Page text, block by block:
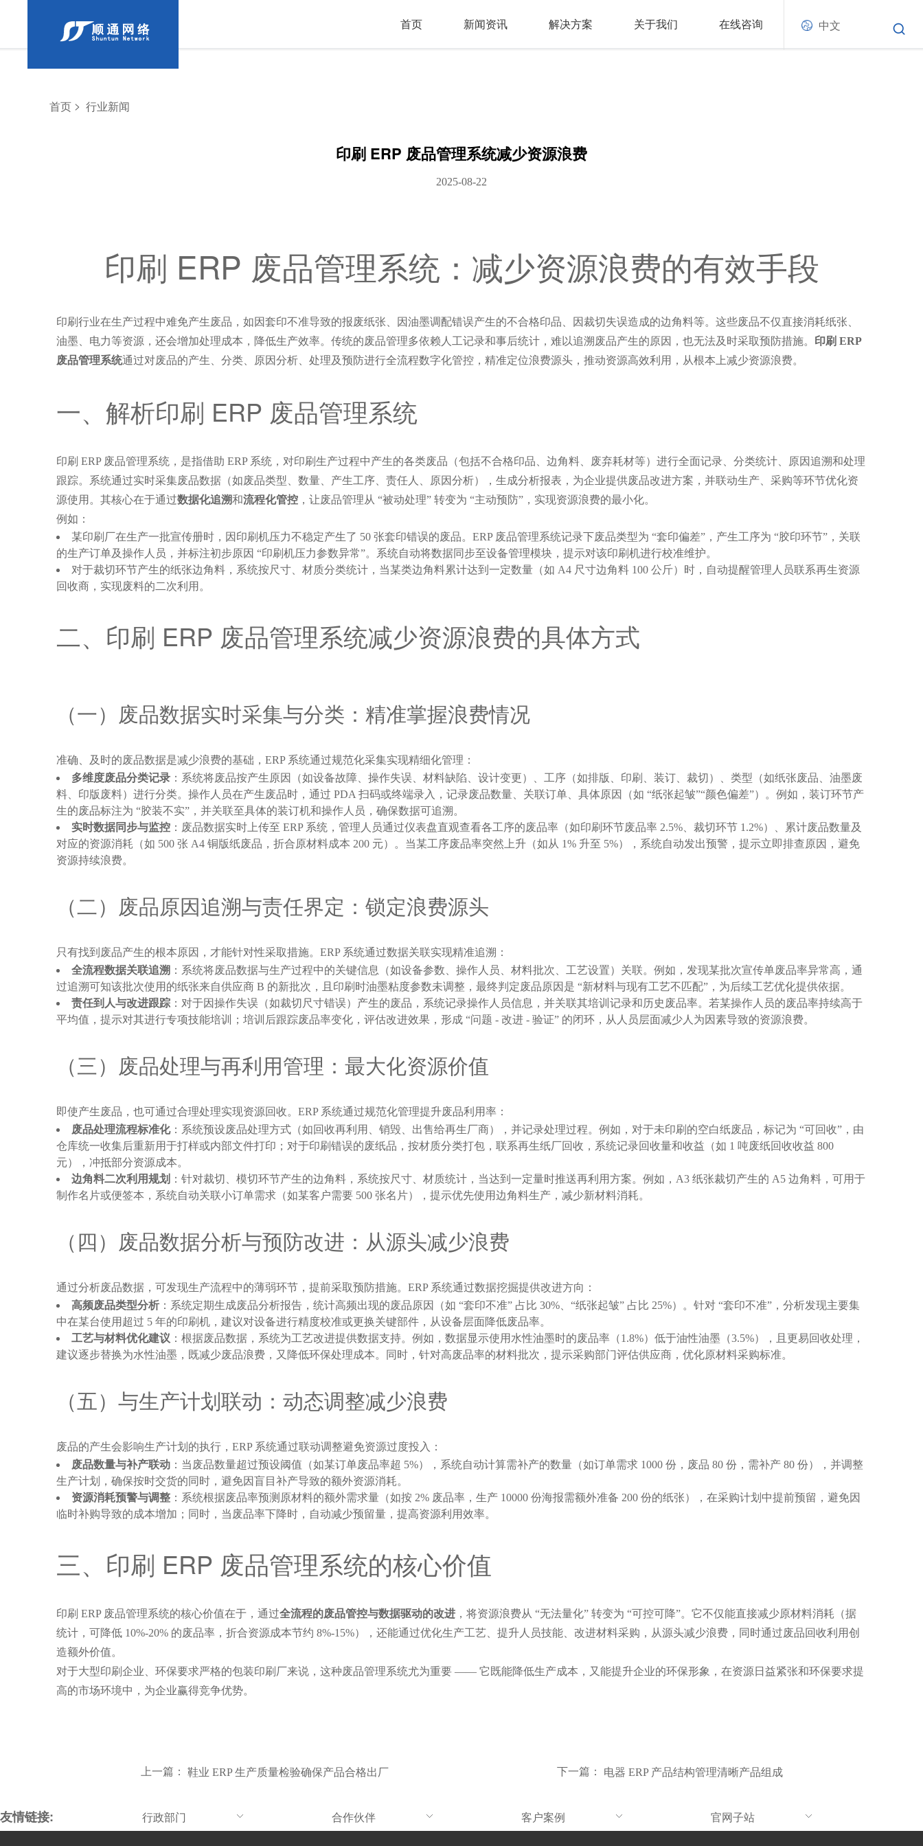
首页 新闻资讯 解决方案 关于我们 在线咨询 中文
首页 > 行业新闻
印刷 ERP 废品管理系统减少资源浪费
2025-08-22
印刷 ERP 废品管理系统：减少资源浪费的有效手段
印刷行业在生产过程中难免产生废品，如因套印不准导致的报废纸张、因油墨调配错误产生的不合格印品、因裁切失误造成的边角料等。这些废品不仅直接消耗纸张、
油墨、电力等资源，还会增加处理成本，降低生产效率。传统的废品管理多依赖人工记录和事后统计，难以追溯废品产生的原因，也无法及时采取预防措施。
印刷 ERP
废品管理系统通过对废品的产生、分类、原因分析、处理及预防进行全流程数字化管控，精准定位浪费源头，推动资源高效利用，从根本上减少资源浪费。
一、解析印刷 ERP 废品管理系统
印刷 ERP 废品管理系统，是指借助 ERP 系统，对印刷生产过程中产生的各类废品（包括不合格印品、边角料、废弃耗材等）进行全面记录、分类统计、原因追溯和处理
跟踪。系统通过实时采集废品数据（如废品类型、数量、产生工序、责任人、原因分析），生成分析报表，为企业提供废品改进方案，并联动生产、采购等环节优化资
源使用。其核心在于通过数据化追溯和流程化管控 ，让废品管理从 “被动处理” 转变为 “主动预防”，实现资源浪费的最小化。
例如：
某印刷厂在生产一批宣传册时，因印刷机压力不稳定产生了 50 张套印错误的废品。ERP 废品管理系统记录下废品类型为 “套印偏差”，产生工序为 “胶印环节”，关联
的生产订单及操作人员，并标注初步原因 “印刷机压力参数异常”。系统自动将数据同步至设备管理模块，提示对该印刷机进行校准维护。
对于裁切环节产生的纸张边角料，系统按尺寸、材质分类统计，当某类边角料累计达到一定数量（如 A4 尺寸边角料 100 公斤）时，自动提醒管理人员联系再生资源
回收商，实现废料的二次利用。
二、印刷 ERP 废品管理系统减少资源浪费的具体方式
（一）废品数据实时采集与分类：精准掌握浪费情况
准确、及时的废品数据是减少浪费的基础，ERP 系统通过规范化采集实现精细化管理：
多维度废品分类记录 ：系统将废品按产生原因（如设备故障、操作失误、材料缺陷、设计变更）、工序（如排版、印刷、装订、裁切）、类型（如纸张废品、油墨废
料、印版废料）进行分类。操作人员在产生废品时，通过 PDA 扫码或终端录入，记录废品数量、关联订单、具体原因（如 “纸张起皱”“颜色偏差”）。例如，装订环节产
生的废品标注为 “胶装不实”，并关联至具体的装订机和操作人员，确保数据可追溯。
实时数据同步与监控 ：废品数据实时上传至 ERP 系统，管理人员通过仪表盘直观查看各工序的废品率（如印刷环节废品率 2.5%、裁切环节 1.2%）、累计废品数量及
对应的资源消耗（如 500 张 A4 铜版纸废品，折合原材料成本 200 元）。当某工序废品率突然上升（如从 1% 升至 5%），系统自动发出预警，提示立即排查原因，避免
资源持续浪费。
（二）废品原因追溯与责任界定：锁定浪费源头
只有找到废品产生的根本原因，才能针对性采取措施。ERP 系统通过数据关联实现精准追溯：
全流程数据关联追溯 ：系统将废品数据与生产过程中的关键信息（如设备参数、操作人员、材料批次、工艺设置）关联。例如，发现某批次宣传单废品率异常高，通
过追溯可知该批次使用的纸张来自供应商 B 的新批次，且印刷时油墨粘度参数未调整，最终判定废品原因是 “新材料与现有工艺不匹配”，为后续工艺优化提供依据。
责任到人与改进跟踪 ：对于因操作失误（如裁切尺寸错误）产生的废品，系统记录操作人员信息，并关联其培训记录和历史废品率。若某操作人员的废品率持续高于
平均值，提示对其进行专项技能培训；培训后跟踪废品率变化，评估改进效果，形成 “问题 - 改进 - 验证” 的闭环，从人员层面减少人为因素导致的资源浪费。
（三）废品处理与再利用管理：最大化资源价值
即使产生废品，也可通过合理处理实现资源回收。ERP 系统通过规范化管理提升废品利用率：
废品处理流程标准化：系统预设废品处理方式（如回收再利用、销毁、出售给再生厂商），并记录处理过程。例如，对于未印刷的空白纸废品，标记为 “可回收”，由
仓库统一收集后重新用于打样或内部文件打印；对于印刷错误的废纸品，按材质分类打包，联系再生纸厂回收，系统记录回收量和收益（如 1 吨废纸回收收益 800
元），冲抵部分资源成本。
边角料二次利用规划 ：针对裁切、模切环节产生的边角料，系统按尺寸、材质统计，当达到一定量时推送再利用方案。例如，A3 纸张裁切产生的 A5 边角料，可用于
制作名片或便签本，系统自动关联小订单需求（如某客户需要 500 张名片），提示优先使用边角料生产，减少新材料消耗。
（四）废品数据分析与预防改进：从源头减少浪费
通过分析废品数据，可发现生产流程中的薄弱环节，提前采取预防措施。ERP 系统通过数据挖掘提供改进方向：
高频废品类型分析 ：系统定期生成废品分析报告，统计高频出现的废品原因（如 “套印不准” 占比 30%、“纸张起皱” 占比 25%）。针对 “套印不准”，分析发现主要集
中在某台使用超过 5 年的印刷机，建议对设备进行精度校准或更换关键部件，从设备层面降低废品率。
工艺与材料优化建议 ：根据废品数据，系统为工艺改进提供数据支持。例如，数据显示使用水性油墨时的废品率（1.8%）低于油性油墨（3.5%），且更易回收处理，
建议逐步替换为水性油墨，既减少废品浪费，又降低环保处理成本。同时，针对高废品率的材料批次，提示采购部门评估供应商，优化原材料采购标准。
（五）与生产计划联动：动态调整减少浪费
废品的产生会影响生产计划的执行，ERP 系统通过联动调整避免资源过度投入：
废品数量与补产联动 ：当废品数量超过预设阈值（如某订单废品率超 5%），系统自动计算需补产的数量（如订单需求 1000 份，废品 80 份，需补产 80 份），并调整
生产计划，确保按时交货的同时，避免因盲目补产导致的额外资源消耗。
资源消耗预警与调整 ：系统根据废品率预测原材料的额外需求量（如按 2% 废品率，生产 10000 份海报需额外准备 200 份的纸张），在采购计划中提前预留，避免因
临时补购导致的成本增加；同时，当废品率下降时，自动减少预留量，提高资源利用效率。
三、印刷 ERP 废品管理系统的核心价值
印刷 ERP 废品管理系统的核心价值在于，通过全流程的废品管控与数据驱动的改进 ，将资源浪费从 “无法量化” 转变为 “可控可降”。它不仅能直接减少原材料消耗（据
统计，可降低 10%-20% 的废品率，折合资源成本节约 8%-15%），还能通过优化生产工艺、提升人员技能、改进材料采购，从源头减少浪费，同时通过废品回收利用创
造额外价值。
对于大型印刷企业、环保要求严格的包装印刷厂来说，这种废品管理系统尤为重要 —— 它既能降低生产成本，又能提升企业的环保形象，在资源日益紧张和环保要求提
高的市场环境中，为企业赢得竞争优势。
上一篇： 鞋业 ERP 生产质量检验确保产品合格出厂 下一篇： 电器 ERP 产品结构管理清晰产品组成
友情链接: 行政部门 合作伙伴 客户案例 官网子站